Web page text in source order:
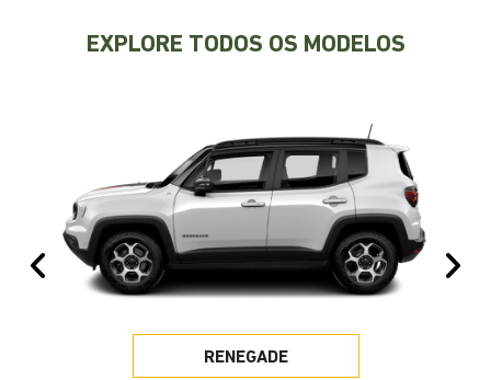
EXPLORE TODOS OS MODELOS
RENEGADE
Anterior